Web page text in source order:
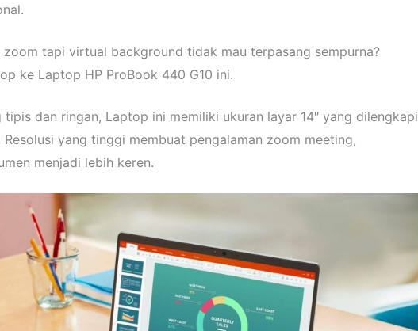
zoom tapi virtual background tidak mau terpasang sempurna?
ke Laptop HP ProBook 440 G10 ini.
dan ringan, Laptop ini memiliki ukuran layar 14″ yang dilengkapi
yang tinggi membuat pengalaman zoom meeting,
menjadi lebih keren.